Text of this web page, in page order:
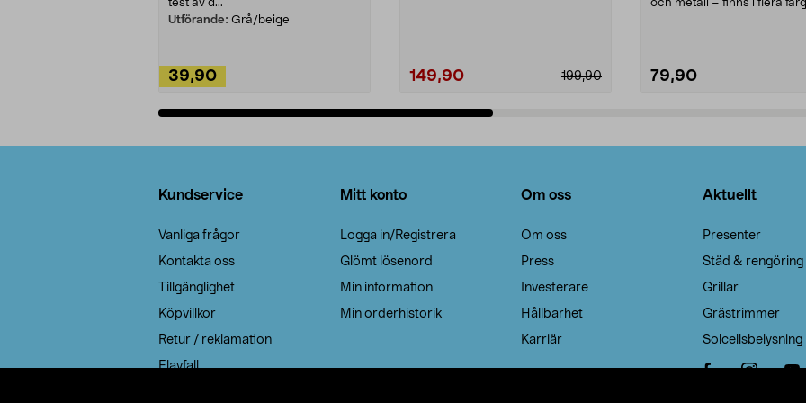
test av d...
Utförande: Grå/beige
39,90 199,90
149,90
och metall – finns i flera
79,90
Kundservice
Vanliga frågor
Kontakta oss
Tillgänglighet
Köpvillkor
Retur / reklamation
Elavfall
Mitt konto
Logga in/Registrera
Glömt lösenord
Min information
Min orderhistorik
Om oss
Om oss
Press
Investerare
Hållbarhet
Karriär
Aktuellt
Presenter
Städ & rengöring
Grillar
Grästrimmer
Solcellsbelysning